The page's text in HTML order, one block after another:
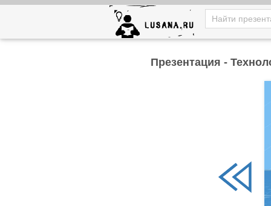
Презентация -